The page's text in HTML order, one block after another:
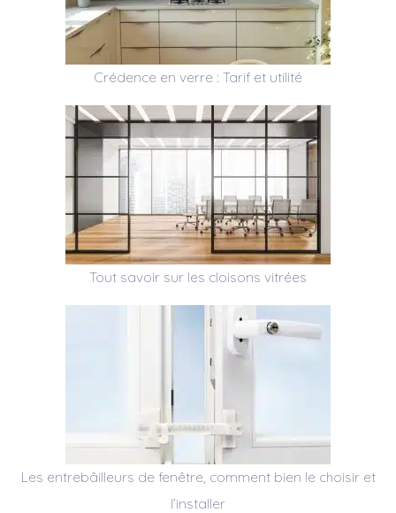
Crédence en verre : Tarif et utilité
Tout savoir sur les cloisons vitrées
Les entrebâilleurs de fenêtre, comment bien le choisir et
l’installer